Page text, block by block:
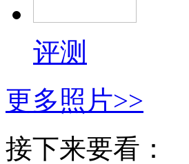
评测
更多照片>>
接下来要看：